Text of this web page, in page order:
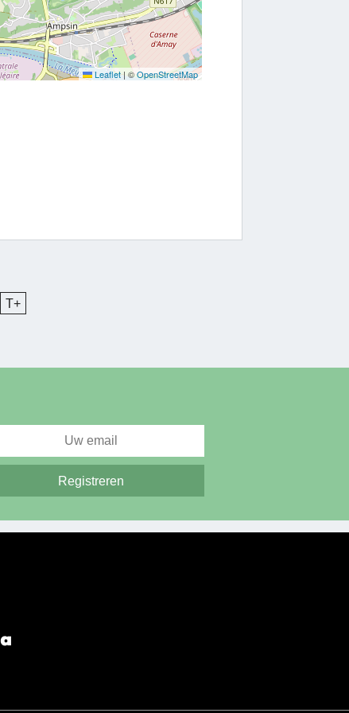
Leaflet|©OpenStreetMap
T+